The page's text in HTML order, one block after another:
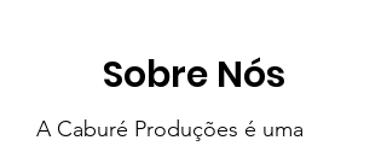
Sobre Nós
A Caburé Produções é uma